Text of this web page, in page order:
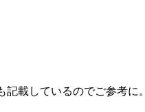
載しているのでご参考に。